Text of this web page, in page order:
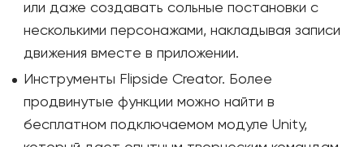
или даже создавать сольные постановки с
несколькими персонажами, накладывая записи
движения вместе в приложении.
Инструменты Flipside Creator. Более
продвинутые функции можно найти в
бесплатном подключаемом модуле Unity,